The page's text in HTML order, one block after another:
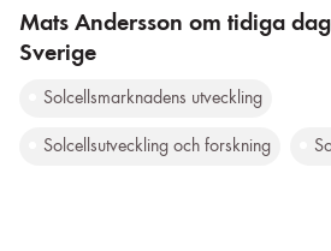
Mats Andersson om tidiga
Sverige
Solcellsmarknadens utveckling
Solcellsutveckling och forskning